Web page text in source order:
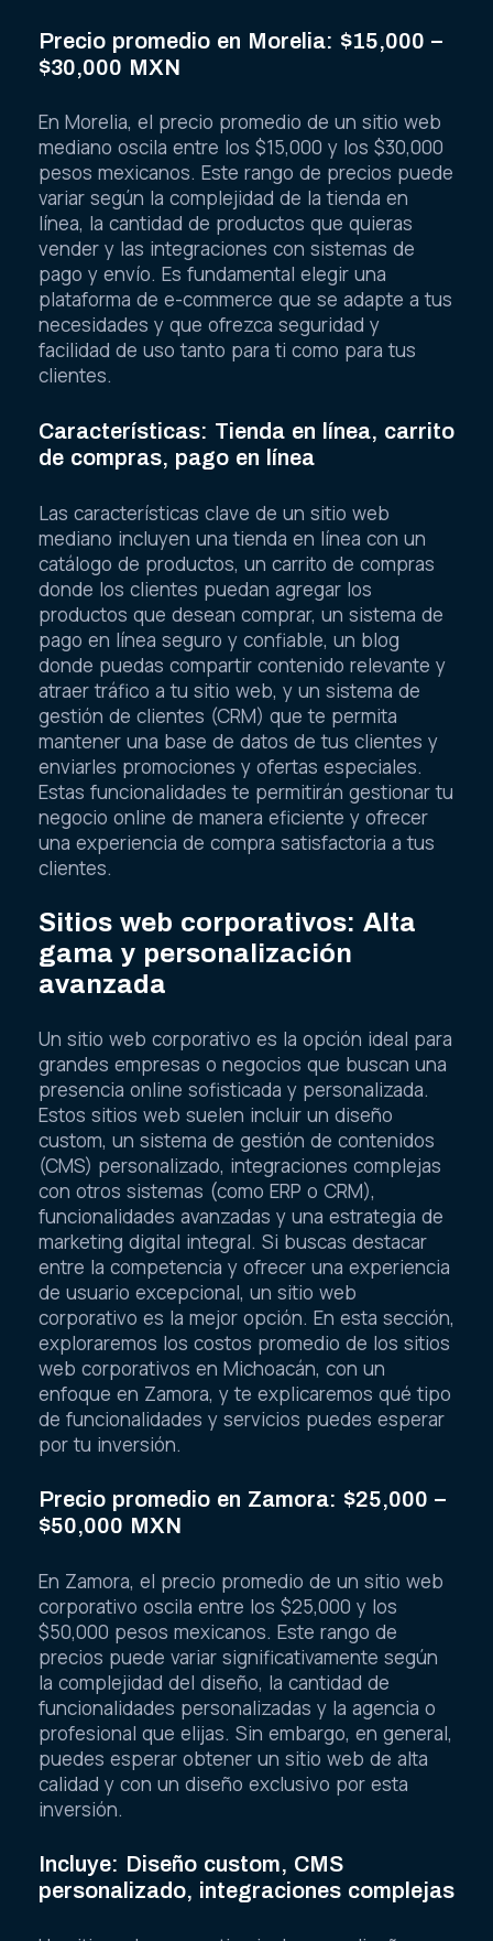
Precio promedio en Morelia: $15,000 –
$30,000 MXN
En Morelia, el precio promedio de un sitio web
mediano oscila entre los $15,000 y los $30,000
pesos mexicanos. Este rango de precios puede
variar según la complejidad de la tienda en
línea, la cantidad de productos que quieras
vender y las integraciones con sistemas de
pago y envío. Es fundamental elegir una
plataforma de e-commerce que se adapte a tus
necesidades y que ofrezca seguridad y
facilidad de uso tanto para ti como para tus
clientes.
Características: Tienda en línea, carrito
de compras, pago en línea
Las características clave de un sitio web
mediano incluyen una tienda en línea con un
catálogo de productos, un carrito de compras
donde los clientes puedan agregar los
productos que desean comprar, un sistema de
pago en línea seguro y confiable, un blog
donde puedas compartir contenido relevante y
atraer tráfico a tu sitio web, y un sistema de
gestión de clientes (CRM) que te permita
mantener una base de datos de tus clientes y
enviarles promociones y ofertas especiales.
Estas funcionalidades te permitirán gestionar tu
negocio online de manera eficiente y ofrecer
una experiencia de compra satisfactoria a tus
clientes.
Sitios web corporativos: Alta
gama y personalización
avanzada
Un sitio web corporativo es la opción ideal para
grandes empresas o negocios que buscan una
presencia online sofisticada y personalizada.
Estos sitios web suelen incluir un diseño
custom, un sistema de gestión de contenidos
(CMS) personalizado, integraciones complejas
con otros sistemas (como ERP o CRM),
funcionalidades avanzadas y una estrategia de
marketing digital integral. Si buscas destacar
entre la competencia y ofrecer una experiencia
de usuario excepcional, un sitio web
corporativo es la mejor opción. En esta sección,
exploraremos los costos promedio de los sitios
web corporativos en Michoacán, con un
enfoque en Zamora, y te explicaremos qué tipo
de funcionalidades y servicios puedes esperar
por tu inversión.
Precio promedio en Zamora: $25,000 –
$50,000 MXN
En Zamora, el precio promedio de un sitio web
corporativo oscila entre los $25,000 y los
$50,000 pesos mexicanos. Este rango de
precios puede variar significativamente según
la complejidad del diseño, la cantidad de
funcionalidades personalizadas y la agencia o
profesional que elijas. Sin embargo, en general,
puedes esperar obtener un sitio web de alta
calidad y con un diseño exclusivo por esta
inversión.
Incluye: Diseño custom, CMS
personalizado, integraciones complejas